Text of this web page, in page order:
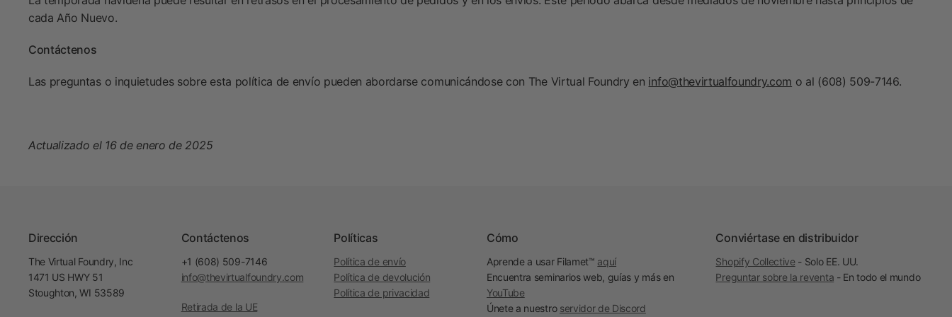
cada Año Nuevo.
Contáctenos
Las preguntas o inquietudes sobre esta política de envío pueden abordarse comunicándose con The Virtual Foundry en info@thevirtualfoundry.com o al (608) 509-7146.
Actualizado el 16 de enero de 2025
Dirección
The Virtual Foundry, Inc
1471 US HWY 51
Stoughton, WI 53589
Contáctenos
+1 (608) 509-7146
info@thevirtualfoundry.com
Retirada de la UE
Políticas
Política de envío
Política de devolución
Política de privacidad
Cómo
Aprende a usar Filamet™ aquí
Encuentra seminarios web, guías y más en
YouTube
Únete a nuestro servidor de Discord
Conviértase en distribuidor
Shopify Collective - Solo EE. UU.
Preguntar sobre la reventa - En todo el mundo